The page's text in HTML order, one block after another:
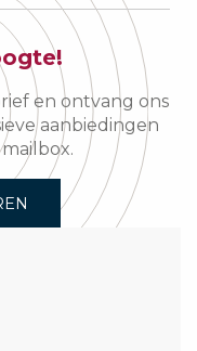
en ontvang ons
aanbiedingen